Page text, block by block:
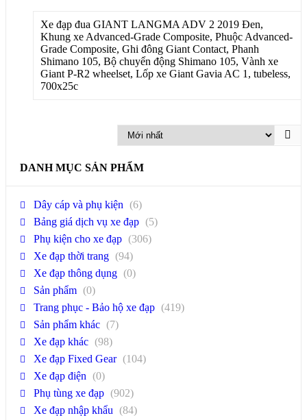
Xe đạp đua GIANT LANGMA ADV 2 2019 Đen,
Khung xe Advanced-Grade Composite, Phuộc Advanced-
Grade Composite, Ghi đông Giant Contact, Phanh
Shimano 105, Bộ chuyển động Shimano 105, Vành xe
Giant P-R2 wheelset, Lốp xe Giant Gavia AC 1, tubeless,
700x25c
DANH MỤC SẢN PHẨM
Dây cáp và phụ kiện (6)
Bảng giá dịch vụ xe đạp (5)
Phụ kiện cho xe đạp (306)
Xe đạp thời trang (94)
Xe đạp thông dụng (0)
Sản phẩm (0)
Trang phục - Bảo hộ xe đạp (419)
Sản phẩm khác (7)
Xe đạp khác (98)
Xe đạp Fixed Gear (104)
Xe đạp điện (0)
Phụ tùng xe đạp (902)
Xe đạp nhập khẩu (84)